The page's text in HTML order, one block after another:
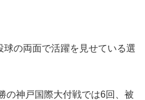
の両面で活躍を見せている選
の神戸国際大付戦では6回、被